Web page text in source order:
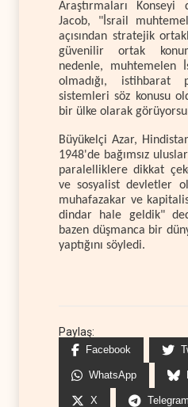
Araştırmaları Konseyi
Jacob, "İsrail
açısından stratejik
güvenilir ortak
nedenle, muhtemelen
olmadığı, istihbarat
sistemleri söz konusu
bir ülke olarak
Büyükelçi Azar,
1948'de bağımsız
paralelliklere dikkat
ve sosyalist devletler
muhafazakar ve
dindar hale geldik"
bazen düşmanca bir
yaptığını söyledi.
Paylaş:
Facebook
WhatsApp
X Telegram